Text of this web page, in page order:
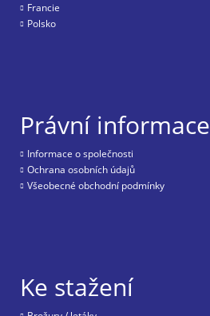
Francie
Polsko
Právní informace
Informace o společnosti
Ochrana osobních údajů
Všeobecné obchodní podmínky
Ke stažení